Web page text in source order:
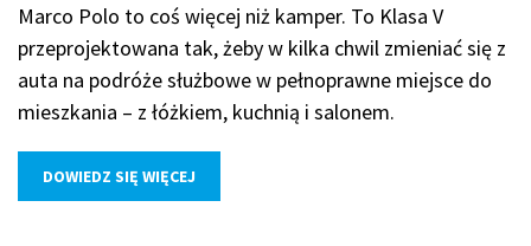
Marco Polo to coś więcej niż kamper. To Klasa V
przeprojektowana tak, żeby w kilka chwil zmieniać się z
auta na podróże służbowe w pełnoprawne miejsce do
mieszkania – z łóżkiem, kuchnią i salonem.
DOWIEDZ SIĘ WIĘCEJ